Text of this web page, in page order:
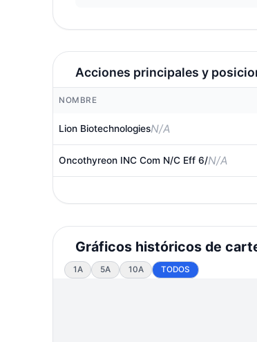
Acciones principales y
NOMBRE
Lion BiotechnologiesN/A
Oncothyreon INC Com N/C Eff 6/N/A
Gráficos históricos de
1A 5A 10A TODOS